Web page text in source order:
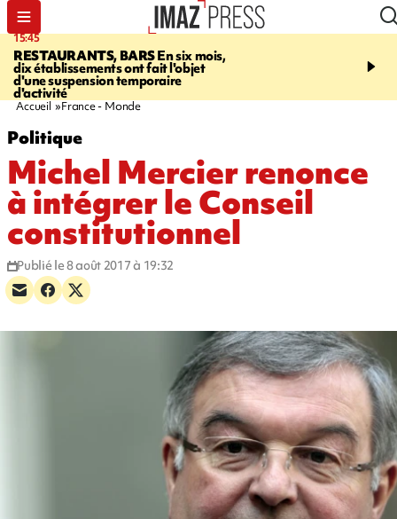
15:45
RESTAURANTS, BARSEn six mois,
dix établissements ont fait l'objet
d'une suspension temporaire
d'activité
17:17
Angeles, un homme vit
Accueil France - Monde
Politique
Michel Mercier renonce
à intégrer le Conseil
constitutionnel
Publié le 8 août 2017 à 19:32